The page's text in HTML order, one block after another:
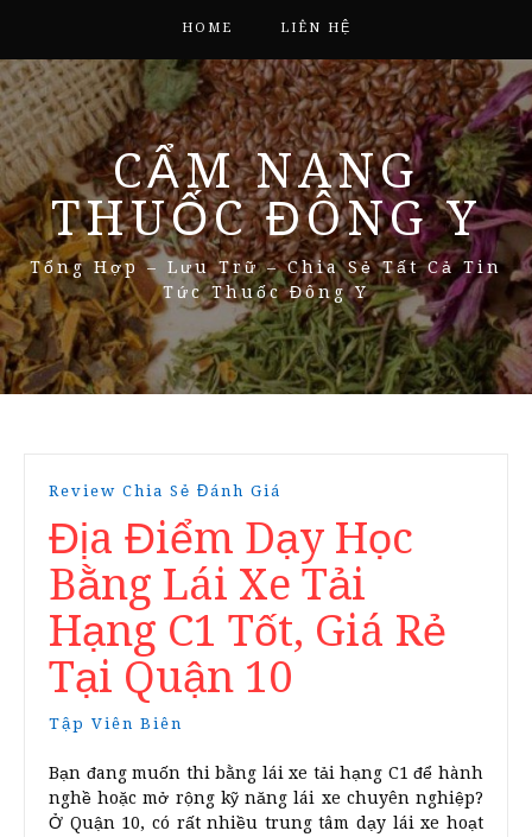
HOME LIÊN HỆ
CẨM NANG
THUỐC ĐÔNG Y
Tổng Hợp – Lưu Trữ – Chia Sẻ Tất Cả Tin
Tức Thuốc Đông Y
Review Chia Sẻ Đánh Giá
Địa Điểm Dạy Học
Bằng Lái Xe Tải
Hạng C1 Tốt, Giá Rẻ
Tại Quận 10
Tập Viên Biên
Bạn đang muốn thi bằng lái xe tải hạng C1 để hành
nghề hoặc mở rộng kỹ năng lái xe chuyên nghiệp?
Ở Quận 10, có rất nhiều trung tâm dạy lái xe hoạt